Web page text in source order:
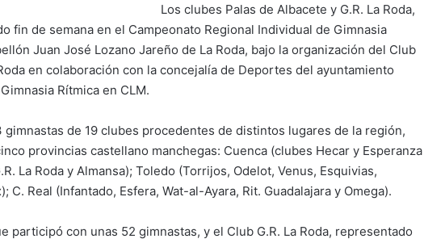
Los clubes Palas de Albacete y G.R. La Roda,
fin de semana en el Campeonato Regional Individual de Gimnasia
Juan José Lozano Jareño de La Roda, bajo la organización del Club
en colaboración con la concejalía de Deportes del ayuntamiento
Rítmica en CLM.
de 19 clubes procedentes de distintos lugares de la región,
provincias castellano manchegas: Cuenca (clubes Hecar y Esperanza
La Roda y Almansa); Toledo (Torrijos, Odelot, Venus, Esquivias,
C. Real (Infantado, Esfera, Wat-al-Ayara, Rit. Guadalajara y Omega).
participó con unas 52 gimnastas, y el Club G.R. La Roda, representado